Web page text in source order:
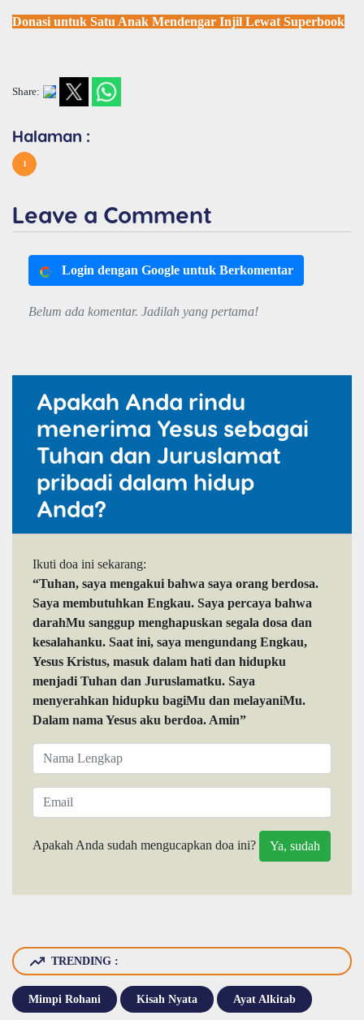
Donasi untuk Satu Anak Mendengar Injil Lewat Superbook
Share:
Halaman :
1
Leave a Comment
Login dengan Google untuk Berkomentar
Belum ada komentar. Jadilah yang pertama!
Apakah Anda rindu
menerima Yesus sebagai
Tuhan dan Juruslamat
pribadi dalam hidup
Anda?
Ikuti doa ini sekarang:
“Tuhan, saya mengakui bahwa saya orang berdosa.
Saya membutuhkan Engkau. Saya percaya bahwa
darahMu sanggup menghapuskan segala dosa dan
kesalahanku. Saat ini, saya mengundang Engkau,
Yesus Kristus, masuk dalam hati dan hidupku
menjadi Tuhan dan Juruslamatku. Saya
menyerahkan hidupku bagiMu dan melayaniMu.
Dalam nama Yesus aku berdoa. Amin”
Apakah Anda sudah mengucapkan doa ini?
TRENDING :
Mimpi Rohani Kisah Nyata Ayat Alkitab